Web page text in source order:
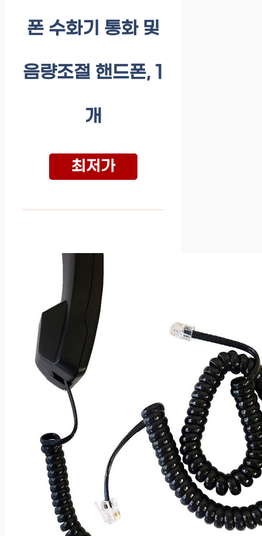
폰 수화기 통화 및
음량조절 핸드폰, 1
개
최저가